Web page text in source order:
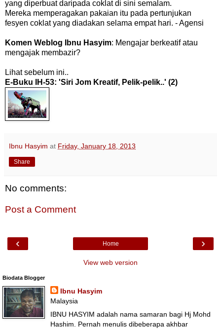
yang diperbuat daripada coklat di sini semalam.
Mereka memperagakan pakaian itu pada pertunjukan
fesyen coklat yang diadakan selama empat hari. - Agensi
Komen Weblog Ibnu Hasyim: Mengajar berkeatif atau
mengajak membazir?
Lihat sebelum ini..
E-Buku IH-53: 'Siri Jom Kreatif, Pelik-pelik..' (2)
Ibnu Hasyim at Friday, January 18, 2013
Share
No comments:
Post a Comment
‹ ›
Home
View web version
Biodata Blogger
Ibnu Hasyim
Malaysia
IBNU HASYIM adalah nama samaran bagi Hj Mohd
Hashim. Pernah menulis dibeberapa akhbar